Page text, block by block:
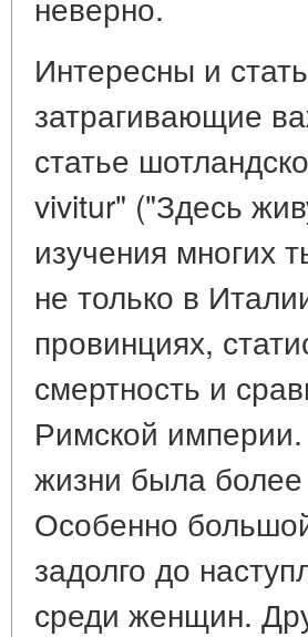
Интересны и
затрагивающие
статье
vivitur" ("Здесь
изучения многих
не только в
провинциях,
смертность и
Римской
жизни была
Особенно
задолго до
среди женщин.